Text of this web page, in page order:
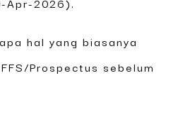
hal yang biasanya
Prospectus sebelum